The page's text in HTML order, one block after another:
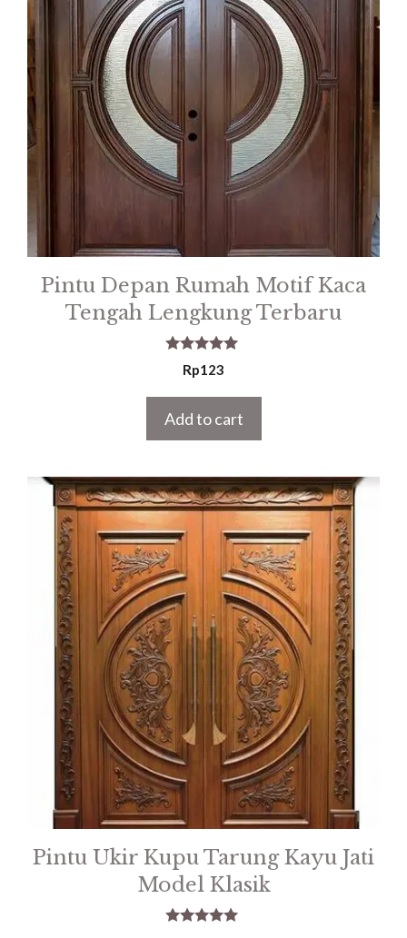
Pintu Depan Rumah Motif Kaca
Tengah Lengkung Terbaru
5.00
out of 5
Rp123
Add to cart
Pintu Ukir Kupu Tarung Kayu Jati
Model Klasik